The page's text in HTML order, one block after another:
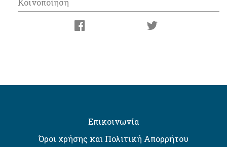
Κοινοποίηση
Επικοινωνία
Όροι χρήσης και Πολιτική Απορρήτου